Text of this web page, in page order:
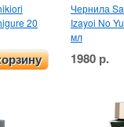
20
Чернила
Izayoi No
мл
1980 р.